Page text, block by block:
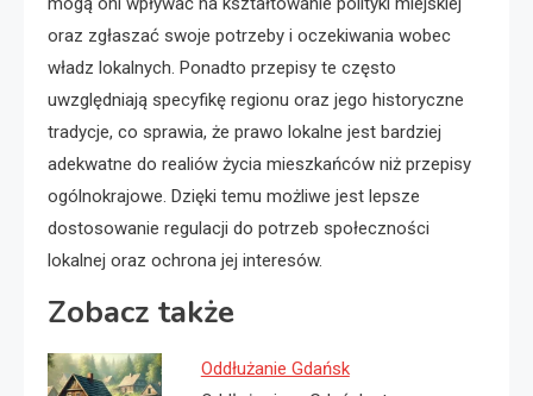
oraz zgłaszać swoje potrzeby i oczekiwania wobec
władz lokalnych. Ponadto przepisy te często
uwzględniają specyfikę regionu oraz jego historyczne
tradycje, co sprawia, że prawo lokalne jest bardziej
adekwatne do realiów życia mieszkańców niż przepisy
ogólnokrajowe. Dzięki temu możliwe jest lepsze
dostosowanie regulacji do potrzeb społeczności
lokalnej oraz ochrona jej interesów.
Zobacz także
Oddłużanie Gdańsk